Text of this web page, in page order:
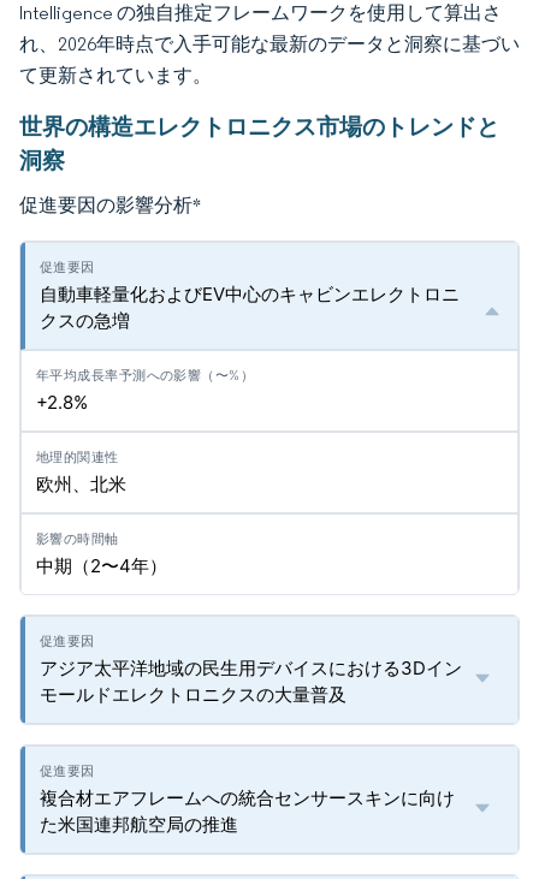
Intelligence の独自推定フレームワークを使用して算出さ
れ、2026年時点で入手可能な最新のデータと洞察に基づい
て更新されています。
世界の構造エレクトロニクス市場のトレンドと
洞察
促進要因の影響分析*
自動車軽量化およびEV中心のキャビンエレクトロニ
クスの急増
+2.8%
欧州、北米
中期（2〜4年）
アジア太平洋地域の民生用デバイスにおける3Dイン
モールドエレクトロニクスの大量普及
複合材エアフレームへの統合センサースキンに向け
た米国連邦航空局の推進